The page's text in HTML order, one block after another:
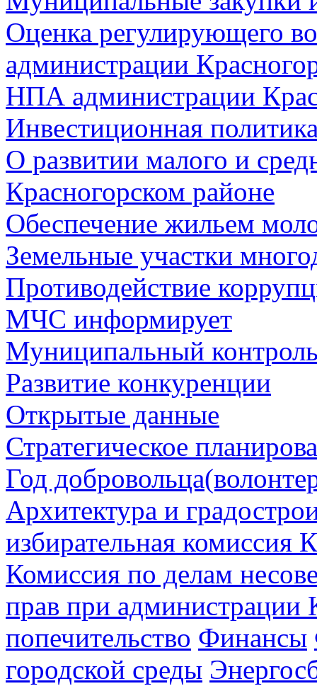
Оценка регулирующего
администрации
НПА администрации
Инвестиционная
О развитии малого и
Красногорском районе
Обеспечение жильем
Земельные участки
Противодействие
МЧС информирует
Муниципальный
Развитие конкуренции
Открытые данные
Стратегическое
Год
Архитектура и
избирательная комиссия
Комиссия по делам
прав при администрации
попечительство Финансы
городской среды